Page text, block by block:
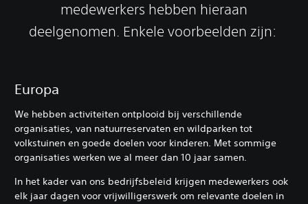
medewerkers hebben hieraan
deelgenomen. Enkele voorbeelden zijn:
Europa
We hebben activiteiten ontplooid bij verschillende
organisaties, van natuurreservaten en wildparken tot
volkstuinen en goede doelen voor kinderen. Met sommige
organisaties werken we al meer dan 10 jaar samen.
In het kader van ons bedrijfsbeleid krijgen medewerkers ook
elk jaar dagen voor vrijwilligerswerk om relevante doelen in